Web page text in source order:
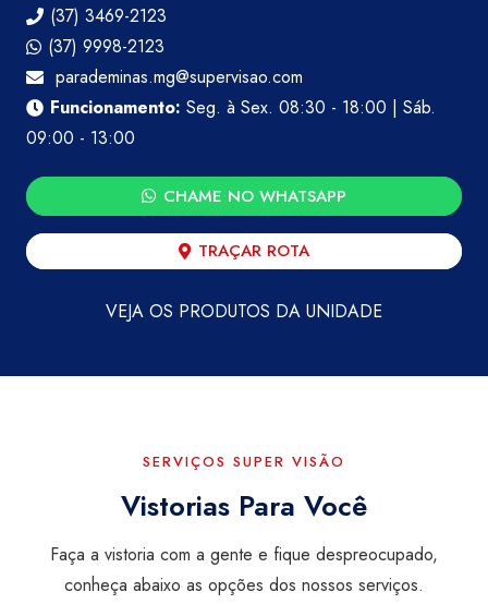
(37) 3469-2123
(37) 9998-2123
parademinas.mg@supervisao.com
Funcionamento:Seg. à Sex. 08:30 - 18:00 | Sáb.
09:00 - 13:00
CHAME NO WHATSAPP
TRAÇAR ROTA
VEJA OS PRODUTOS DA UNIDADE
SERVIÇOS SUPER VISÃO
Vistorias Para Você
Faça a vistoria com a gente e fique despreocupado,
conheça abaixo as opções dos nossos serviços.